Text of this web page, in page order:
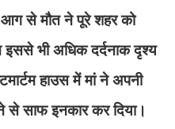
आग से मौत ने पूरे शहर को
भी अधिक दर्दनाक दृश्य
हाउस में मां ने अपनी
साफ इनकार कर दिया।